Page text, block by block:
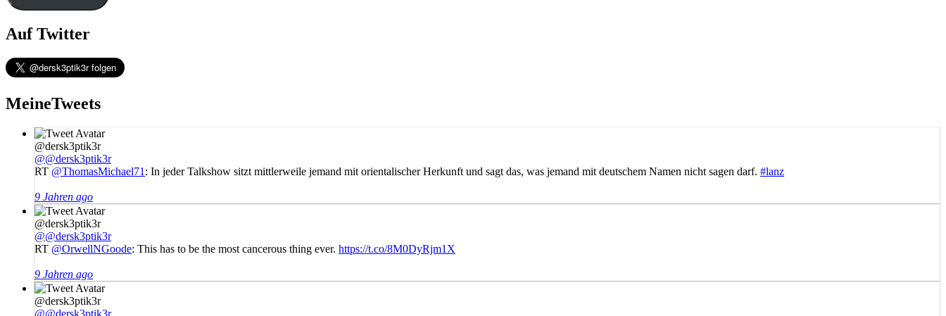
Auf Twitter
MeineTweets
@dersk3ptik3r
@@dersk3ptik3r
RT @ThomasMichael71: In jeder Talkshow sitzt mittlerweile jemand mit orientalischer Herkunft und sagt das, was jemand mit deutschem Namen nicht sagen darf. #lanz
9 Jahren ago
@dersk3ptik3r
@@dersk3ptik3r
RT @OrwellNGoode: This has to be the most cancerous thing ever. https://t.co/8M0DyRjm1X
9 Jahren ago
@dersk3ptik3r